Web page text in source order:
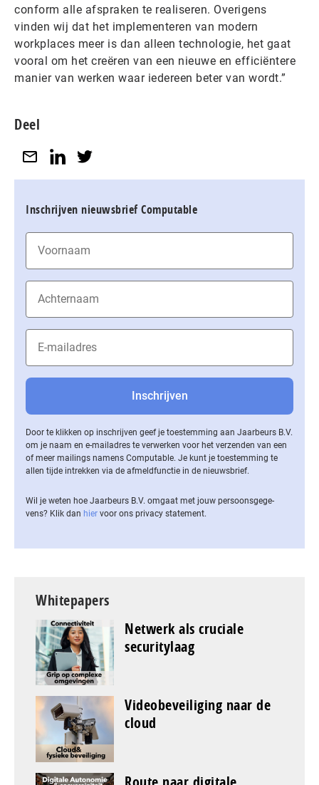
conform alle afspraken te realiseren. Overigens
vinden wij dat het implementeren van modern
workplaces meer is dan alleen technologie, het gaat
vooral om het creëren van een nieuwe en efficiëntere
manier van werken waar iedereen beter van wordt.”
Deel
Inschrijven nieuwsbrief Computable
Door te klikken op inschrijven geef je toestemming aan Jaarbeurs B.V.
om je naam en e-mailadres te verwerken voor het verzenden van een
of meer mailings namens Computable. Je kunt je toestemming te
allen tijde intrekken via de af­meld­func­tie in de nieuwsbrief.
Wil je weten hoe Jaarbeurs B.V. omgaat met jouw per­soons­ge­ge­
vens? Klik dan hier voor ons privacy statement.
Whitepapers
Netwerk als cruciale
securitylaag
Videobeveiliging naar de
cloud